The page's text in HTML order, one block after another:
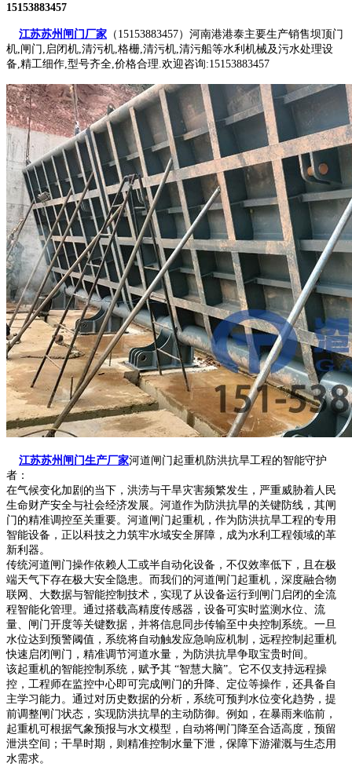
15153883457
江苏苏州闸门厂家 （15153883457）河南港港泰主要生产销售坝顶门
机,闸门,启闭机,清污机,格栅,清污机,清污船等水利机械及污水处理设
备,精工细作,型号齐全,价格合理.欢迎咨询:15153883457
江苏苏州闸门生产厂家河道闸门起重机防洪抗旱工程的智能守护
者：
在气候变化加剧的当下，洪涝与干旱灾害频繁发生，严重威胁着人民
生命财产安全与社会经济发展。河道作为防洪抗旱的关键防线，其闸
门的精准调控至关重要。河道闸门起重机，作为防洪抗旱工程的专用
智能设备，正以科技之力筑牢水域安全屏障，成为水利工程领域的革
新利器。
传统河道闸门操作依赖人工或半自动化设备，不仅效率低下，且在极
端天气下存在极大安全隐患。而我们的河道闸门起重机，深度融合物
联网、大数据与智能控制技术，实现了从设备运行到闸门启闭的全流
程智能化管理。通过搭载高精度传感器，设备可实时监测水位、流
量、闸门开度等关键数据，并将信息同步传输至中央控制系统。一旦
水位达到预警阈值，系统将自动触发应急响应机制，远程控制起重机
快速启闭闸门，精准调节河道水量，为防洪抗旱争取宝贵时间。
该起重机的智能控制系统，赋予其 “智慧大脑”。它不仅支持远程操
控，工程师在监控中心即可完成闸门的升降、定位等操作，还具备自
主学习能力。通过对历史数据的分析，系统可预判水位变化趋势，提
前调整闸门状态，实现防洪抗旱的主动防御。例如，在暴雨来临前，
起重机可根据气象预报与水文模型，自动将闸门降至合适高度，预留
泄洪空间；干旱时期，则精准控制水量下泄，保障下游灌溉与生态用
水需求。